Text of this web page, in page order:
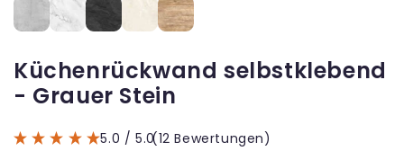
Küchenrückwand selbstklebend
- Grauer Stein
5.0 / 5.0(12 Bewertungen)